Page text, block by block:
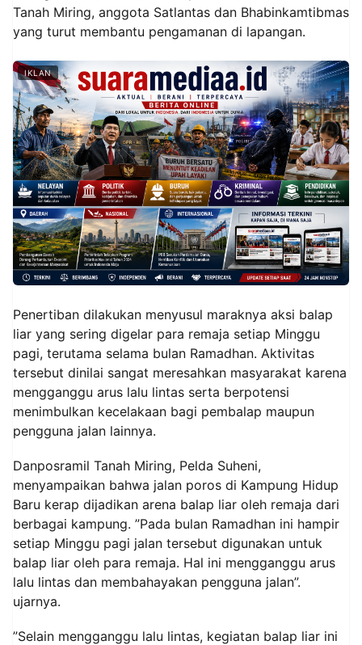
Tanah Miring, anggota Satlantas dan Bhabinkamtibmas
yang turut membantu pengamanan di lapangan.
IKLAN
Penertiban dilakukan menyusul maraknya aksi balap
liar yang sering digelar para remaja setiap Minggu
pagi, terutama selama bulan Ramadhan. Aktivitas
tersebut dinilai sangat meresahkan masyarakat karena
mengganggu arus lalu lintas serta berpotensi
menimbulkan kecelakaan bagi pembalap maupun
pengguna jalan lainnya.
Danposramil Tanah Miring, Pelda Suheni,
menyampaikan bahwa jalan poros di Kampung Hidup
Baru kerap dijadikan arena balap liar oleh remaja dari
berbagai kampung. ”Pada bulan Ramadhan ini hampir
setiap Minggu pagi jalan tersebut digunakan untuk
balap liar oleh para remaja. Hal ini mengganggu arus
lalu lintas dan membahayakan pengguna jalan”.
ujarnya.
”Selain mengganggu lalu lintas, kegiatan balap liar ini